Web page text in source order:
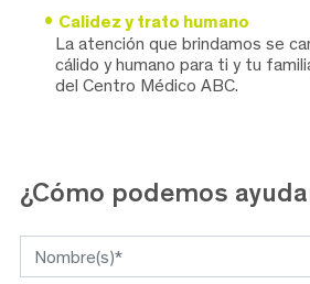
Calidez y trato humano
La atención que brindamos se
cálido y humano para ti y tu
del Centro Médico ABC.
¿Cómo podemos